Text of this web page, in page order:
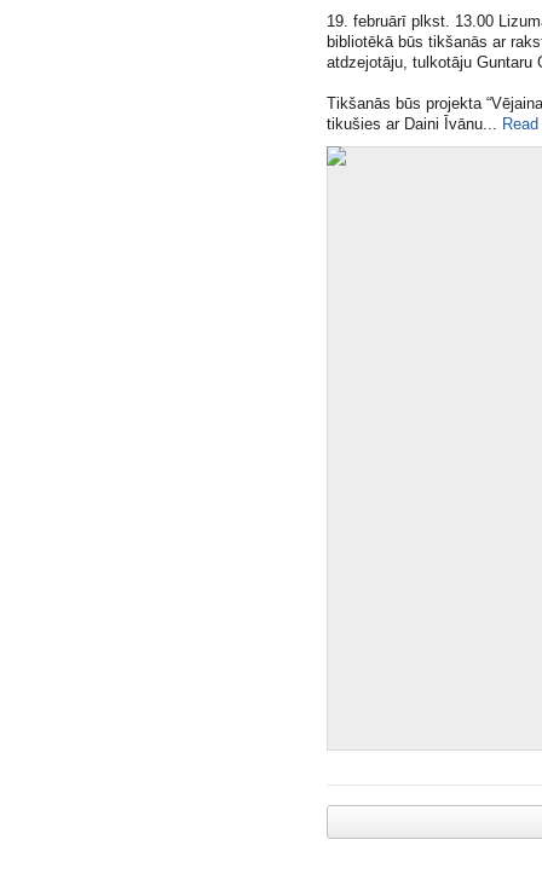
19. februārī plkst. 13.00
bibliotēkā būs tikšanās ar
atdzejotāju, tulkotāju Guntaru
Tikšanās būs projekta
tikušies ar Daini Īvānu​...